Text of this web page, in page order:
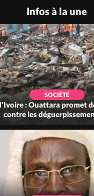
Infos à la une
SOCIÉTÉ
: Ouattara promet
contre les